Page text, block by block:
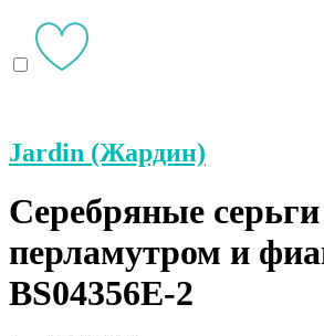
Jardin (Жардин)
Серебряные серьги
перламутром и
BS04356E-2